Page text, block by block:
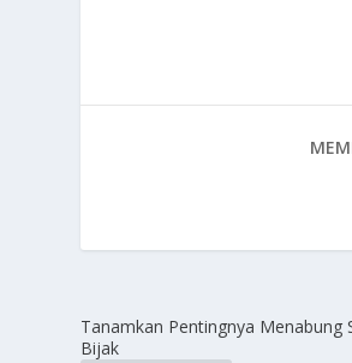
Tanamkan Pentingnya Menabung
Bijak